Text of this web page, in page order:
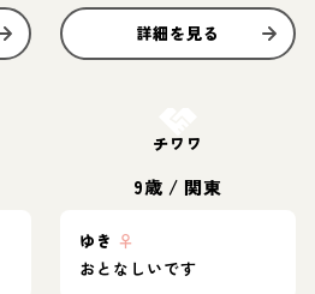
詳細を見る
チワワ
9歳 / 関東
ゆき ♀
おとなしいです